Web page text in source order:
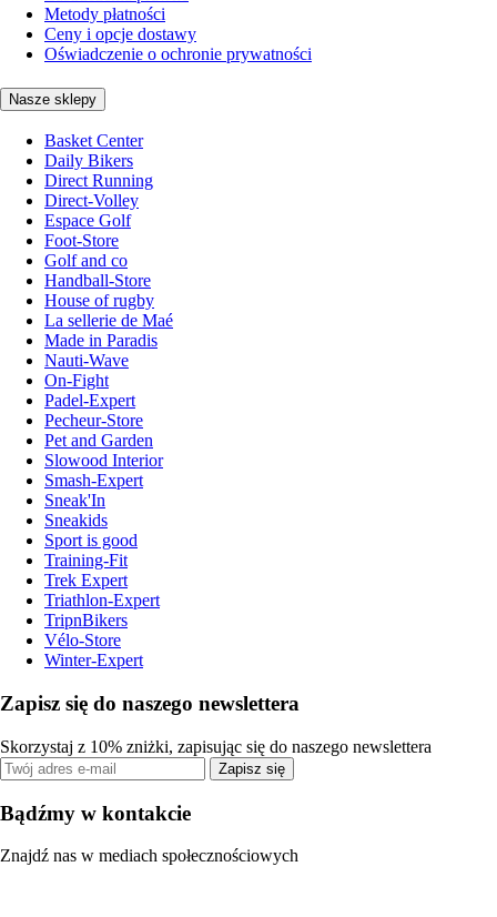
Metody płatności
Ceny i opcje dostawy
Oświadczenie o ochronie prywatności
Nasze sklepy
Basket Center
Daily Bikers
Direct Running
Direct-Volley
Espace Golf
Foot-Store
Golf and co
Handball-Store
House of rugby
La sellerie de Maé
Made in Paradis
Nauti-Wave
On-Fight
Padel-Expert
Pecheur-Store
Pet and Garden
Slowood Interior
Smash-Expert
Sneak'In
Sneakids
Sport is good
Training-Fit
Trek Expert
Triathlon-Expert
TripnBikers
Vélo-Store
Winter-Expert
Zapisz się do naszego newslettera
Skorzystaj z 10% zniżki, zapisując się do naszego newslettera
Zapisz się
Bądźmy w kontakcie
Znajdź nas w mediach społecznościowych